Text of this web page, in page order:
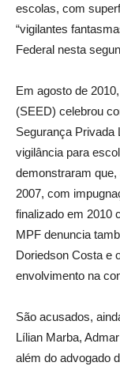
escolas, com
“vigilantes
Federal nesta
Em agosto de
(SEED) celebrou
Segurança Privada
vigilância para
demonstraram
2007, com
finalizado em 2010
MPF denuncia
Doriedson Costa e
envolvimento na
São acusados,
Lílian Marba,
além do advogado